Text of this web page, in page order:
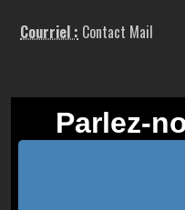
Courriel : Contact Mail